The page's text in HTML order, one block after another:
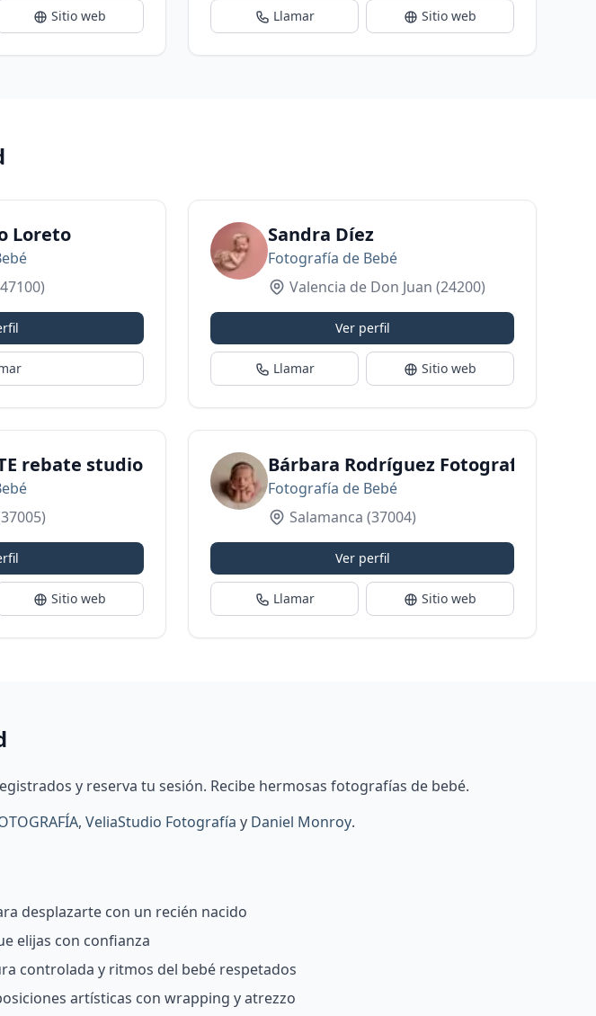
Sitio web Llamar Sitio web
Loreto Sandra Díez
Fotografía de Bebé
Valencia de Don Juan (24200)
Ver perfil
Llamar Sitio web
rebate studio
Sitio web
Bárbara Rodríguez Fotografía
Fotografía de Bebé
Salamanca (37004)
Ver perfil
Llamar Sitio web
y reserva tu sesión. Recibe hermosas fotografías de bebé.
,VeliaStudio Fotografía y Daniel Monroy.
desplazarte con un recién nacido
elijas con confianza
controlada y ritmos del bebé respetados
artísticas con wrapping y atrezzo